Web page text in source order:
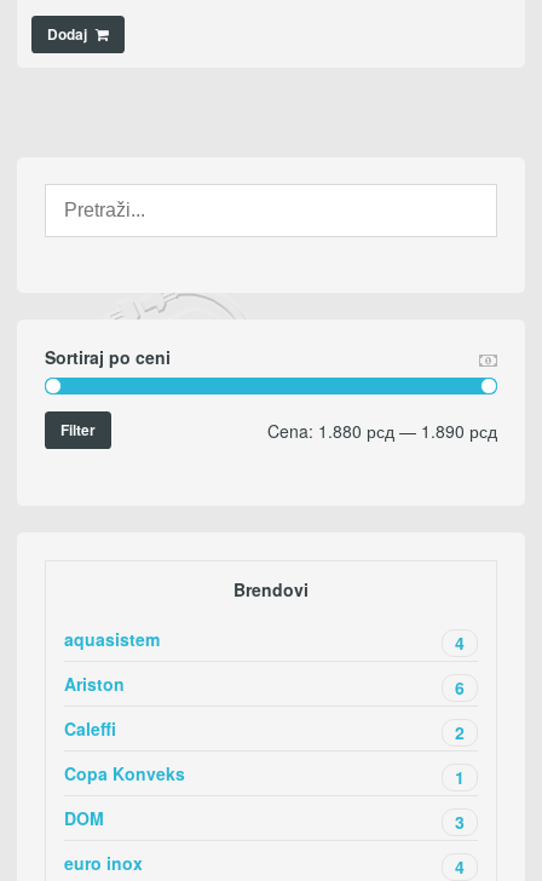
Dodaj
Sortiraj po ceni
Filter Cena: 1.880 рсд — 1.890 рсд
Brendovi
aquasistem
4
Ariston
6
Caleffi
2
Copa Konveks
1
DOM
3
euro inox
4